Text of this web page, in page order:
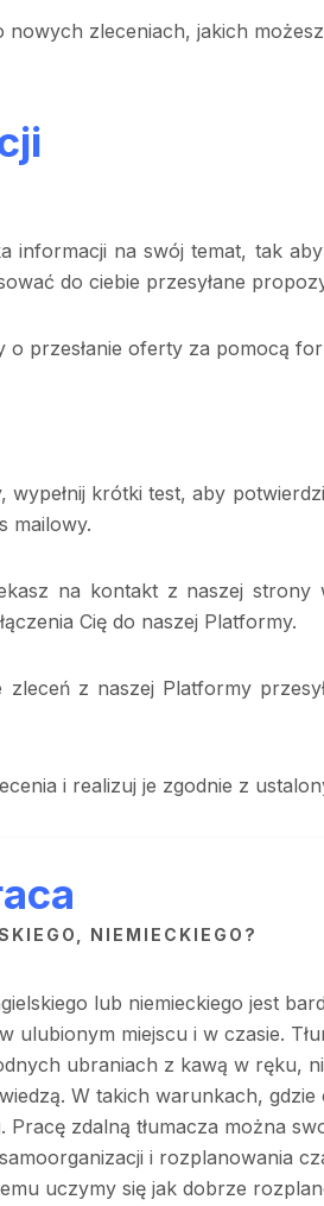
zleceniach, jakich
informacji na swój temat, tak
do ciebie przesyłane
przesłanie oferty za pomocą
krótki test, aby
mailowy.
na kontakt z naszej strony
Cię do naszej Platformy.
zleceń z naszej Platformy
i realizuj je zgodnie z
NIEMIECKIEGO?
lub niemieckiego jest
ulubionym miejscu i w czasie.
ubraniach z kawą w ręku,
W takich warunkach, gdzie
zdalną tłumacza można
i rozplanowania
uczymy się jak dobrze